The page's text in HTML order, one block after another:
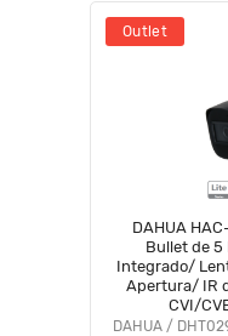
Outlet
DAHUA
Bullet de 5
Integrado/
Apertura/ IR
CVI/